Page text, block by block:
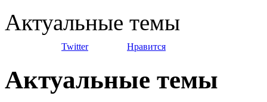
Актуальные темы
Twitter Нравится
Актуальные темы